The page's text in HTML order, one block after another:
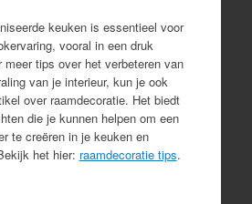
keuken is essentieel voor
vooral in een druk
meer tips over het verbeteren van
van je interieur, kun je ook
over raamdecoratie. Het biedt
die je kunnen helpen om een
te creëren in je keuken en
het hier: raamdecoratie tips.